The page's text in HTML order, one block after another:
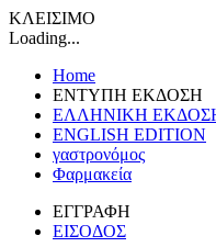
ΚΛΕΙΣΙΜΟ
Loading...
Home
ΕΝΤΥΠΗ ΕΚΔΟΣΗ
ΕΛΛΗΝΙΚΗ
ENGLISH EDITION
γαστρονόμος
Φαρμακεία
ΕΓΓΡΑΦΗ
ΕΙΣΟΔΟΣ